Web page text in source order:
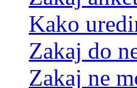
Kako
Zakaj do
Zakaj ne